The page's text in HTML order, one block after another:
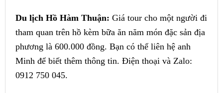
Du lịch Hồ Hàm Thuận: Giá tour cho một người đi
tham quan trên hồ kèm bữa ăn năm món đặc sản địa
phương là 600.000 đồng. Bạn có thể liên hệ anh
Minh để biết thêm thông tin. Điện thoại và Zalo:
0912 750 045.